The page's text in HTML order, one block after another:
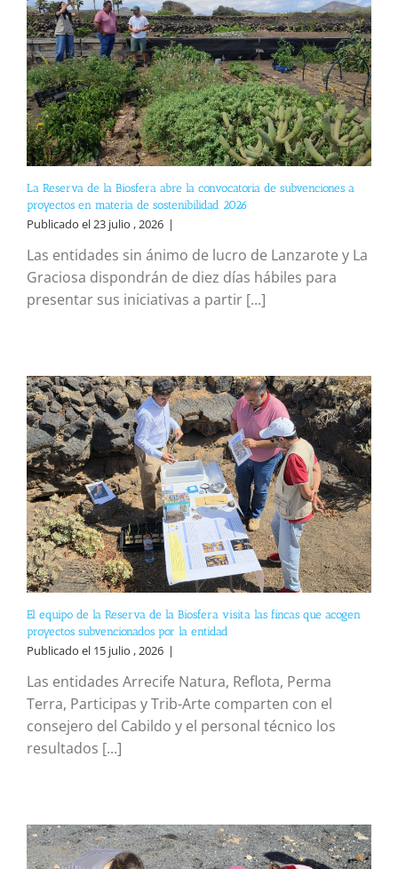
La Reserva de la Biosfera abre la convocatoria de subvenciones a
proyectos en materia de sostenibilidad 2026
Publicado el 23 julio , 2026 |
Las entidades sin ánimo de lucro de Lanzarote y La
Graciosa dispondrán de diez días hábiles para
presentar sus iniciativas a partir [...]
El equipo de la Reserva de la Biosfera visita las fincas que acogen
proyectos subvencionados por la entidad
Publicado el 15 julio , 2026 |
Las entidades Arrecife Natura, Reflota, Perma
Terra, Participas y Trib-Arte comparten con el
consejero del Cabildo y el personal técnico los
resultados [...]